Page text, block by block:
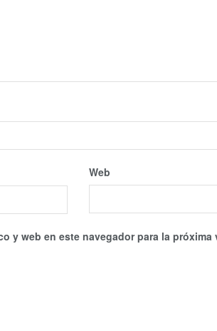
Web
y web en este navegador para la próxima